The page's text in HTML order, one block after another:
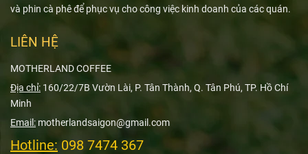
và phin cà phê để phục vụ cho công việc kinh doanh của các quán.
LIÊN HỆ
MOTHERLAND COFFEE
Địa chỉ: 160/22/7B Vườn Lài, P. Tân Thành, Q. Tân Phú, TP. Hồ Chí
Minh
Email: motherlandsaigon@gmail.com
Hotline: 098 7474 367